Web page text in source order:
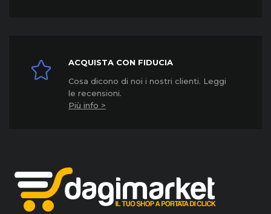
ACQUISTA CON FIDUCIA
Cosa dicono di noi i nostri clienti. Leggi
le recensioni.
Più info >